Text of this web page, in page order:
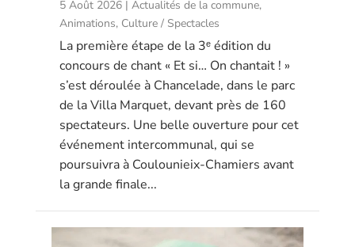
5 Août 2026| Actualités de la commune,
Animations, Culture / Spectacles
La première étape de la 3ᵉ édition du
concours de chant « Et si… On chantait ! »
s’est déroulée à Chancelade, dans le parc
de la Villa Marquet, devant près de 160
spectateurs. Une belle ouverture pour cet
événement intercommunal, qui se
poursuivra à Coulounieix-Chamiers avant
la grande finale...